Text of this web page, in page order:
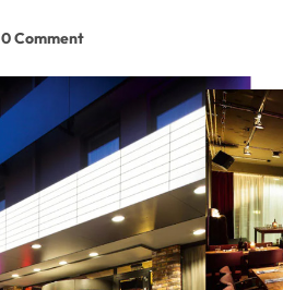
0 Comment